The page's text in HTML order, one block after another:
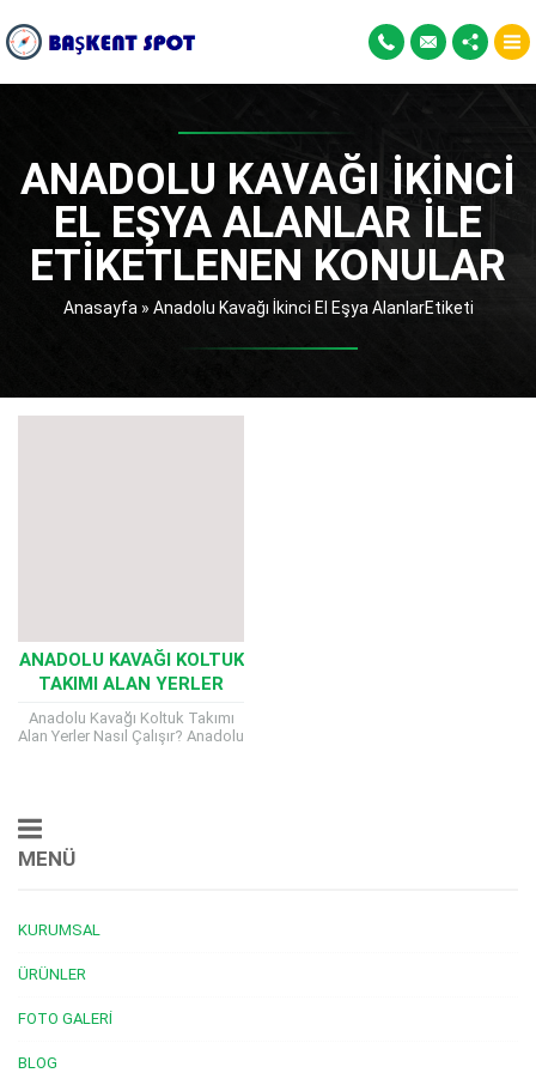
ANADOLU KAVAĞI İKINCI
EL EŞYA ALANLAR ILE
ETIKETLENEN KONULAR
Anasayfa » Anadolu Kavağı İkinci El Eşya AlanlarEtiketi
ANADOLU KAVAĞI KOLTUK
TAKIMI ALAN YERLER
Anadolu Kavağı Koltuk Takımı
Alan Yerler Nasıl Çalışır? Anadolu
MENÜ
KURUMSAL
ÜRÜNLER
FOTO GALERI
BLOG